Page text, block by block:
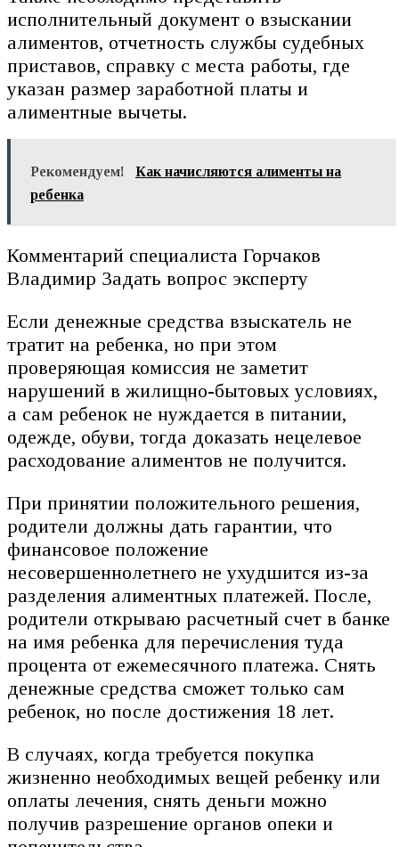
исполнительный документ о взыскании
алиментов, отчетность службы судебных
приставов, справку с места работы, где
указан размер заработной платы и
алиментные вычеты.
Рекомендуем!
Как начисляются алименты на
ребенка
Комментарий специалиста Горчаков
Владимир Задать вопрос эксперту
Если денежные средства взыскатель не
тратит на ребенка, но при этом
проверяющая комиссия не заметит
нарушений в жилищно-бытовых условиях,
а сам ребенок не нуждается в питании,
одежде, обуви, тогда доказать нецелевое
расходование алиментов не получится.
При принятии положительного решения,
родители должны дать гарантии, что
финансовое положение
несовершеннолетнего не ухудшится из-за
разделения алиментных платежей. После,
родители открываю расчетный счет в банке
на имя ребенка для перечисления туда
процента от ежемесячного платежа. Снять
денежные средства сможет только сам
ребенок, но после достижения 18 лет.
В случаях, когда требуется покупка
жизненно необходимых вещей ребенку или
оплаты лечения, снять деньги можно
получив разрешение органов опеки и